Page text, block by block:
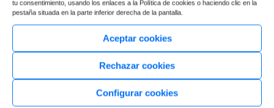
tu consentimiento, usando los enlaces a la Política de cookies o haciendo clic en la
pestaña situada en la parte inferior derecha de la pantalla.
Aceptar cookies
Rechazar cookies
Configurar cookies
tamaño de clavey losalgoritmos hash
garantizar un nivel óptimo deseguridad. Es
crucial destacar que laseguridad de la firma
también depende de laentidad emisora
del certificado digital. Los certificados digitales
son emitidos porautoridades de confianza